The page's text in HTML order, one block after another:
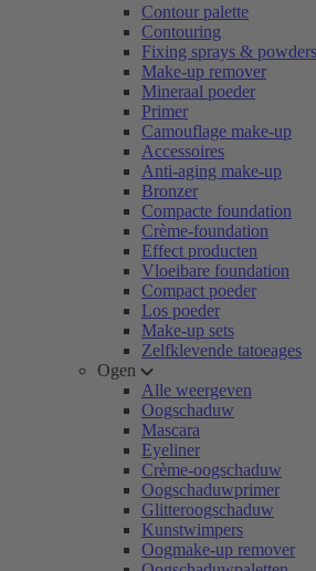
Contour palette
Contouring
Fixing sprays & powders
Make-up remover
Mineraal poeder
Primer
Camouflage make-up
Accessoires
Anti-aging make-up
Bronzer
Compacte foundation
Crème-foundation
Effect producten
Vloeibare foundation
Compact poeder
Los poeder
Make-up sets
Zelfklevende tatoeages
Ogen
Alle weergeven
Oogschaduw
Mascara
Eyeliner
Crème-oogschaduw
Oogschaduwprimer
Glitteroogschaduw
Kunstwimpers
Oogmake-up remover